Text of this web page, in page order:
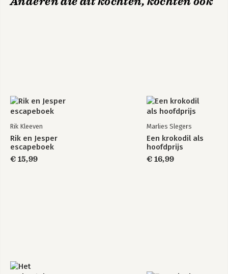
Rik Kleeven
Rik en Jesper
escapeboek
€ 15,99
Marlies Slegers
Een krokodil als
hoofdprijs
€ 16,99